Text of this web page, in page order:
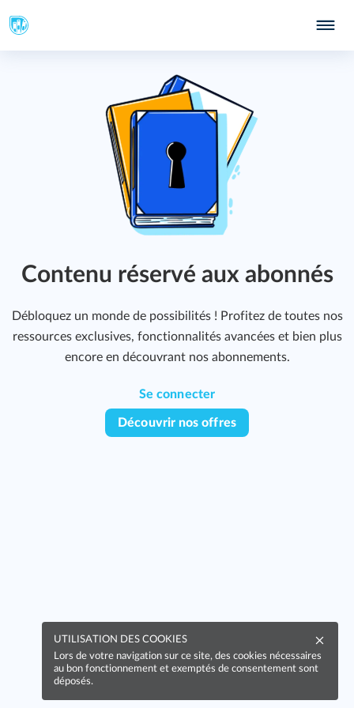
Contenu réservé aux abonnés
Débloquez un monde de possibilités ! Profitez de toutes nos
ressources exclusives, fonctionnalités avancées et bien plus
encore en découvrant nos abonnements.
Se connecter
Découvrir nos offres
UTILISATION DES COOKIES
Lors de votre navigation sur ce site, des cookies nécessaires
au bon fonctionnement et exemptés de consentement sont
déposés.